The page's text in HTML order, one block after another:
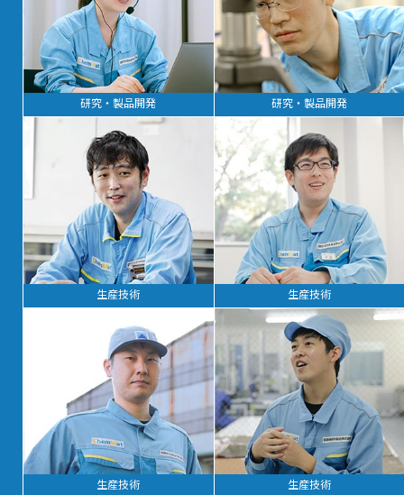
ENTRY MY PAGE
研究・製品開発 研究・製品開発
生産技術 生産技術
生産技術 生産技術